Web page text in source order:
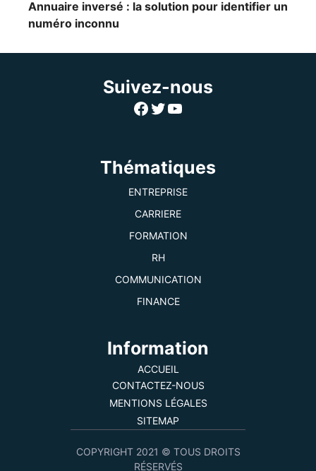
Annuaire inversé : la solution pour identifier un
numéro inconnu
Suivez-nous
Facebook
Twitter
YouTube
Thématiques
ENTREPRISE
CARRIERE
FORMATION
RH
COMMUNICATION
FINANCE
Information
ACCUEIL
CONTACTEZ-NOUS
MENTIONS LÉGALES
SITEMAP
COPYRIGHT 2021 © TOUS DROITS
RÉSERVÉS